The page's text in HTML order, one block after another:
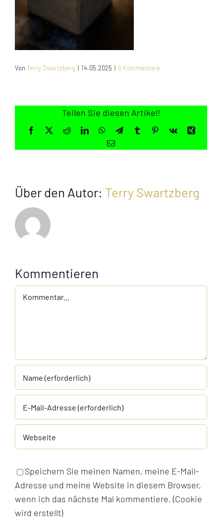
Jugendliche
Unterstützen
Kontakt
Von Terry Swartzberg | 14.05.2025 | 0 Kommentare
Teilen Sie diesen Artikel!
Facebook
X RedditLinkedInWhatsApp
TelegramTumblrPinterest
Vk
Xing
E-
Mail
Über den Autor: Terry Swartzberg
Kommentieren
Kommentar
Speichern Sie meinen Namen, meine E-Mail-
Adresse und meine Website in diesem Browser,
wenn ich das nächste Mal kommentiere. (Cookie
wird erstellt)